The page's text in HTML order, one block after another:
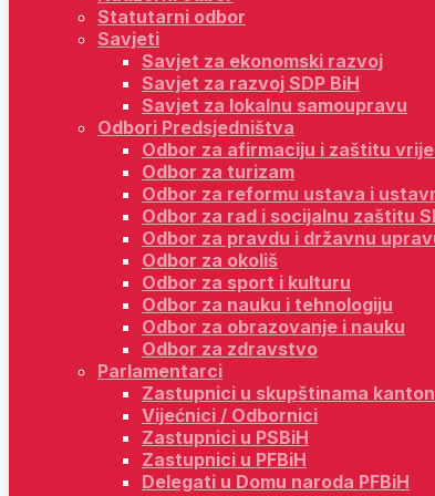
Statutarni odbor
Savjeti
Savjet za ekonomski razvoj
Savjet za razvoj SDP BiH
Savjet za lokalnu samoupravu
Odbori Predsjedništva
Odbor za afirmaciju i zaštitu
Odbor za turizam
Odbor za reformu ustava i
Odbor za rad i socijalnu zaštitu
Odbor za pravdu i državnu
Odbor za okoliš
Odbor za sport i kulturu
Odbor za nauku i tehnologiju
Odbor za obrazovanje i nauku
Odbor za zdravstvo
Parlamentarci
Zastupnici u skupštinama
Vijećnici / Odbornici
Zastupnici u PSBiH
Zastupnici u PFBiH
Delegati u Domu naroda PFBiH